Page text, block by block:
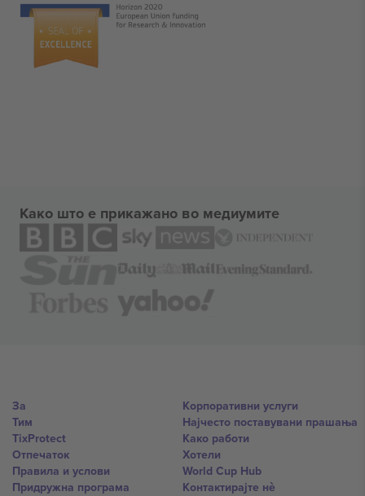
Како што е прикажано во медиумите
За
Тим
TixProtect
Отпечаток
Правила и услови
Придружна програма
Корпоративни услуги
Најчесто поставувани прашања
Како работи
Хотели
World Cup Hub
Контактирајте нѐ